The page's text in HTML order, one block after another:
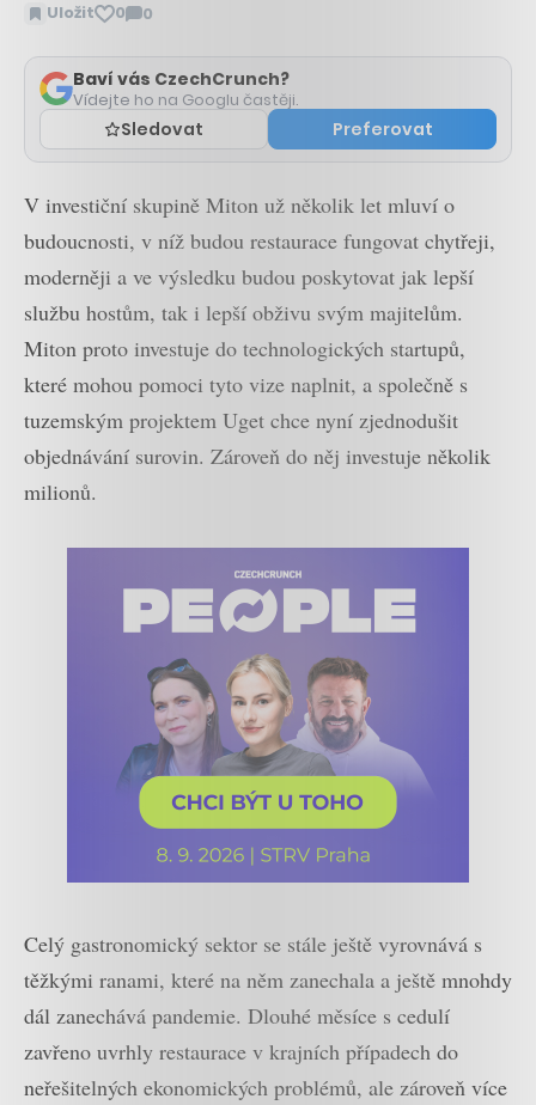
Uložit 0 0
Zobrazit
Baví vás CzechCrunch?
Vídejte ho na Googlu častěji.
Sledovat Preferovat
V investiční skupině Miton už několik let mluví o
budoucnosti, v níž budou restaurace fungovat chytřeji,
moderněji a ve výsledku budou poskytovat jak lepší
službu hostům, tak i lepší obživu svým majitelům.
Miton proto investuje do technologických startupů,
které mohou pomoci tyto vize naplnit, a společně s
tuzemským projektem Uget chce nyní zjednodušit
objednávání surovin. Zároveň do něj investuje několik
milionů.
Celý gastronomický sektor se stále ještě vyrovnává s
těžkými ranami, které na něm zanechala a ještě mnohdy
dál zanechává pandemie. Dlouhé měsíce s cedulí
zavřeno uvrhly restaurace v krajních případech do
neřešitelných ekonomických problémů, ale zároveň více